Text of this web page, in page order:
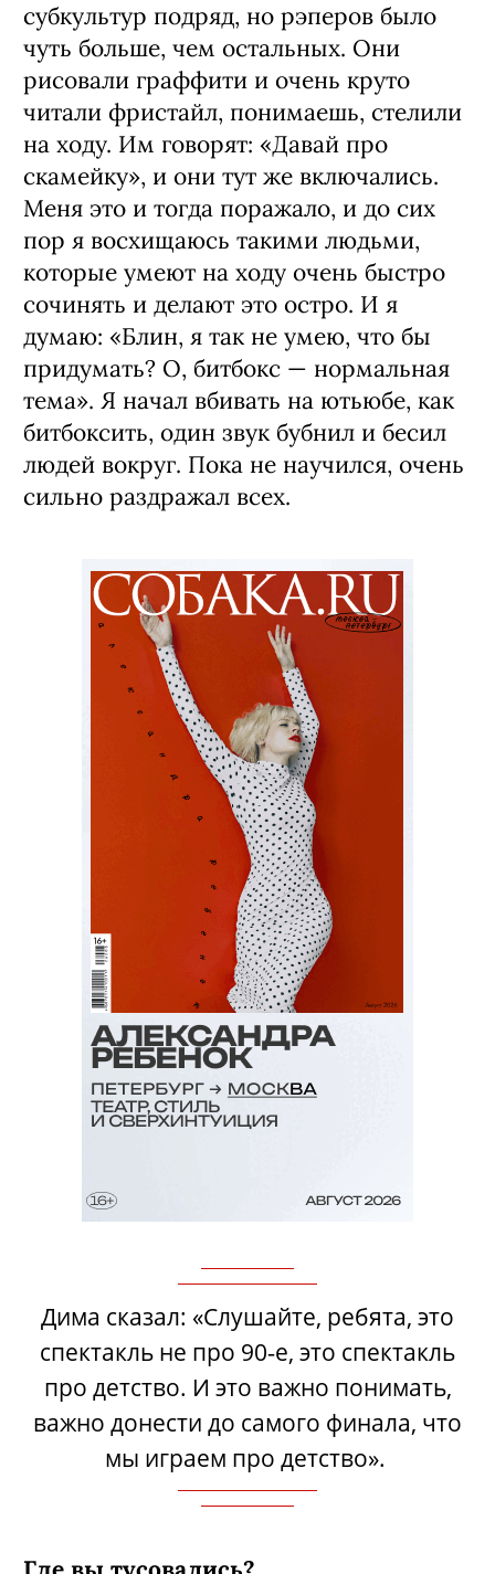
субкультур подряд, но рэперов было
чуть больше, чем остальных. Они
рисовали граффити и очень круто
читали фристайл, понимаешь, стелили
на ходу. Им говорят: «Давай про
скамейку», и они тут же включались.
Меня это и тогда поражало, и до сих
пор я восхищаюсь такими людьми,
которые умеют на ходу очень быстро
сочинять и делают это остро. И я
думаю: «Блин, я так не умею, что бы
придумать? О, битбокс — нормальная
тема». Я начал вбивать на ютьюбе, как
битбоксить, один звук бубнил и бесил
людей вокруг. Пока не научился, очень
сильно раздражал всех.
Дима сказал: «Слушайте, ребята, это
спектакль не про 90‑е, это спектакль
про детство. И это важно понимать,
важно донести до самого финала, что
мы играем про детство».